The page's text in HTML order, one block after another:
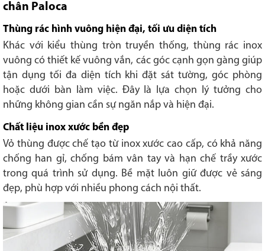
chân Paloca
Thùng rác hình vuông hiện đại, tối ưu diện tích
Khác với kiểu thùng tròn truyền thống, thùng rác inox
vuông có thiết kế vuông vắn, các góc cạnh gọn gàng giúp
tận dụng tối đa diện tích khi đặt sát tường, góc phòng
hoặc dưới bàn làm việc. Đây là lựa chọn lý tưởng cho
những không gian cần sự ngăn nắp và hiện đại.
Chất liệu inox xước bền đẹp
Vỏ thùng được chế tạo từ inox xước cao cấp, có khả năng
chống han gỉ, chống bám vân tay và hạn chế trầy xước
trong quá trình sử dụng. Bề mặt luôn giữ được vẻ sáng
đẹp, phù hợp với nhiều phong cách nội thất.